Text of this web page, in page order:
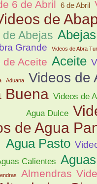
6 de Abril 6 de Abril
de
Abejas Abejas
Grande Videos de Abra
de Aceite Aceite
Aduana Videos de
Buena Videos de
Agua Dulce
de Agua
Agua Pasto
Calientes
Almendras